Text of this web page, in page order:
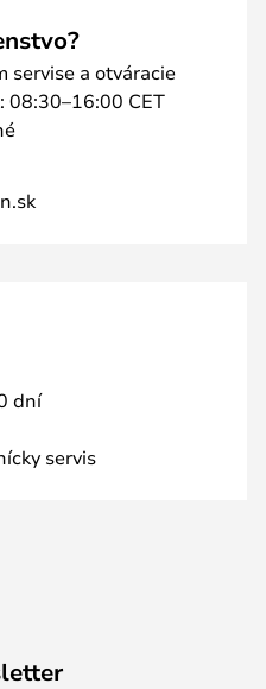
servise a otváracie
08:30–16:00 CET
dní
servis